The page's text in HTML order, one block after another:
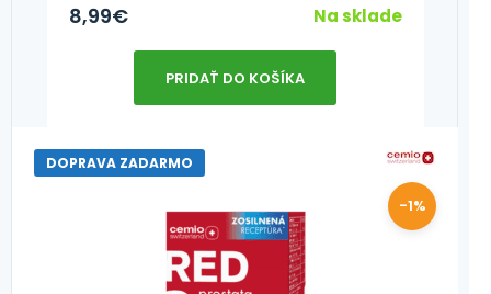
8,99€ Na sklade
PRIDAŤ DO KOŠÍKA
DOPRAVA ZADARMO
-1%